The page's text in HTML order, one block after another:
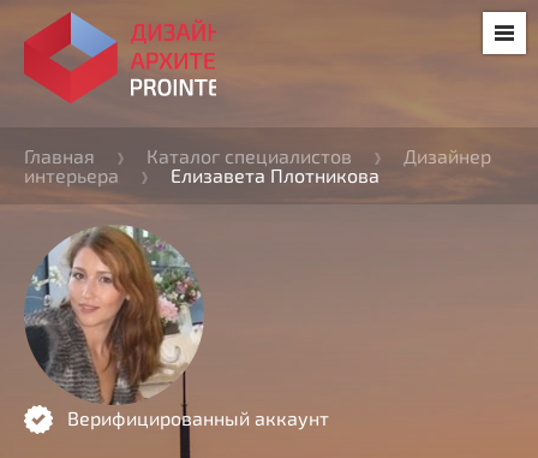
Главная Каталог специалистов
Дизайнер
интерьера
Елизавета Плотникова
Верифицированный аккаунт